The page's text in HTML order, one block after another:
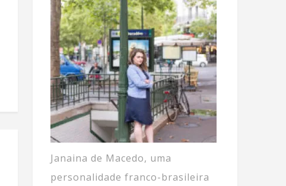
Janaina de Macedo, uma
personalidade franco-brasileira